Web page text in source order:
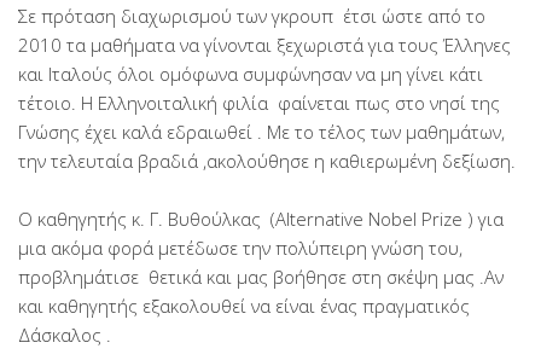
Σε πρόταση διαχωρισμού των γκρουπ έτσι ώστε από το
2010 τα μαθήματα να γίνονται ξεχωριστά για τους Έλληνες
και Ιταλούς όλοι ομόφωνα συμφώνησαν να μη γίνει κάτι
τέτοιο. Η Ελληνοιταλική φιλία φαίνεται πως στο νησί της
Γνώσης έχει καλά εδραιωθεί . Με το τέλος των μαθημάτων,
την τελευταία βραδιά ,ακολούθησε η καθιερωμένη δεξίωση.
Ο καθηγητής κ. Γ. Βυθούλκας (Alternative Nobel Prize ) για
μια ακόμα φορά μετέδωσε την πολύπειρη γνώση του,
προβλημάτισε θετικά και μας βοήθησε στη σκέψη μας .Αν
και καθηγητής εξακολουθεί να είναι ένας πραγματικός
Δάσκαλος .